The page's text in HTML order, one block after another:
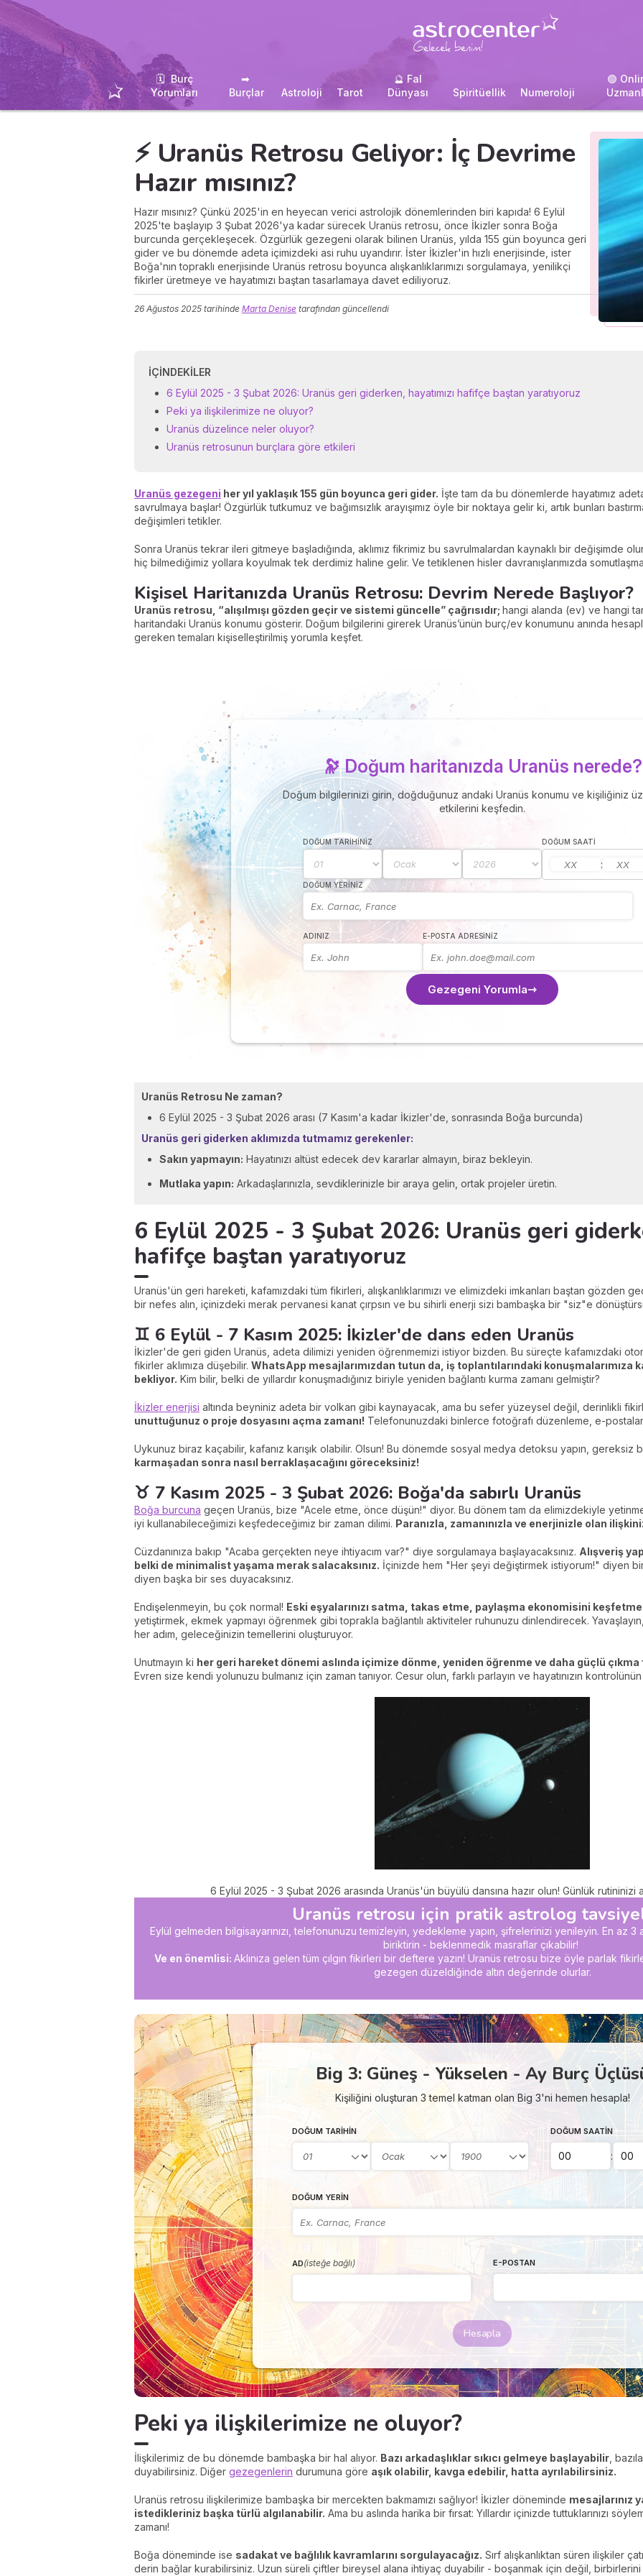
🗓 ️ Burç
Yorumları
➡ ️
Burçlar
Astroloji Tarot
🔮 Fal
Dünyası
Spiritüellik Numeroloji
🟢
⚡ Uranüs Retrosu Geliyor: İç Devrime
Hazır mısınız?
Hazır mısınız? Çünkü 2025'in en heyecan verici astrolojik dönemlerinden biri kapıda! 6 Eylül
2025'te başlayıp 3 Şubat 2026'ya kadar sürecek Uranüs retrosu, önce İkizler sonra Boğa
burcunda gerçekleşecek. Özgürlük gezegeni olarak bilinen Uranüs, yılda 155 gün boyunca geri
gider ve bu dönemde adeta içimizdeki asi ruhu uyandırır. İster İkizler'in hızlı enerjisinde, ister
Boğa'nın topraklı enerjisinde Uranüs retrosu boyunca alışkanlıklarımızı sorgulamaya, yenilikçi
fikirler üretmeye ve hayatımızı baştan tasarlamaya davet ediliyoruz.
26 Ağustos 2025 tarihinde Marta Denise tarafından güncellendi
İÇINDEKILER
6 Eylül 2025 - 3 Şubat 2026: Uranüs geri giderken, hayatımızı hafifçe baştan yaratıyoruz
Peki ya ilişkilerimize ne oluyor?
Uranüs düzelince neler oluyor?
Uranüs retrosunun burçlara göre etkileri
Uranüs gezegeni her yıl yaklaşık 155 gün boyunca geri gider. İşte tam da bu dönemlerde hayatımız
savrulmaya başlar! Özgürlük tutkumuz ve bağımsızlık arayışımız öyle bir noktaya gelir ki, artık bunları
değişimleri tetikler.
Sonra Uranüs tekrar ileri gitmeye başladığında, aklımız fikrimiz bu savrulmalardan kaynaklı bir değişimde
hiç bilmediğimiz yollara koyulmak tek derdimiz haline gelir. Ve tetiklenen hisler davranışlarımızda somutlaşma
Kişisel Haritanızda Uranüs Retrosu: Devrim Nerede Başlıyor?
Uranüs retrosu, “alışılmışı gözden geçir ve sistemi güncelle” çağrısıdır; hangi alanda (ev) ve hangi
haritandaki Uranüs konumu gösterir. Doğum bilgilerini girerek Uranüs’ünün burç/ev konumunu anında
gereken temaları kişiselleştirilmiş yorumla keşfet.
🔭 Doğum haritanızda Uranüs nerede?
Doğum bilgilerinizi girin, doğduğunuz andaki Uranüs konumu ve kişiliğiniz
etkilerini keşfedin.
DOĞUM TARIHINIZ DOĞUM SAATI
:
DOĞUM YERINIZ
ADINIZ E-POSTA ADRESINIZ
Gezegeni Yorumla
Uranüs Retrosu Ne zaman?
6 Eylül 2025 - 3 Şubat 2026 arası (7 Kasım'a kadar İkizler'de, sonrasında Boğa burcunda)
Uranüs geri giderken aklımızda tutmamız gerekenler:
Sakın yapmayın: Hayatınızı altüst edecek dev kararlar almayın, biraz bekleyin.
Mutlaka yapın: Arkadaşlarınızla, sevdiklerinizle bir araya gelin, ortak projeler üretin.
6 Eylül 2025 - 3 Şubat 2026: Uranüs geri
hafifçe baştan yaratıyoruz
Uranüs'ün geri hareketi, kafamızdaki tüm fikirleri, alışkanlıklarımızı ve elimizdeki imkanları baştan gözden
bir nefes alın, içinizdeki merak pervanesi kanat çırpsın ve bu sihirli enerji sizi bambaşka bir "siz"e
♊ 6 Eylül - 7 Kasım 2025: İkizler'de dans eden Uranüs
İkizler'de geri giden Uranüs, adeta dilimizi yeniden öğrenmemizi istiyor bizden. Bu süreçte kafamızdaki
fikirler aklımıza düşebilir. WhatsApp mesajlarımızdan tutun da, iş toplantılarındaki konuşmalarımıza
bekliyor. Kim bilir, belki de yıllardır konuşmadığınız biriyle yeniden bağlantı kurma zamanı gelmiştir?
İkizler enerjisi altında beyniniz adeta bir volkan gibi kaynayacak, ama bu sefer yüzeysel değil, derinlikli
unuttuğunuz o proje dosyasını açma zamanı! Telefonunuzdaki binlerce fotoğrafı düzenleme, e-
Uykunuz biraz kaçabilir, kafanız karışık olabilir. Olsun! Bu dönemde sosyal medya detoksu yapın, gereksiz
karmaşadan sonra nasıl berraklaşacağını göreceksiniz!
♉ 7 Kasım 2025 - 3 Şubat 2026: Boğa'da sabırlı Uranüs
Boğa burcuna geçen Uranüs, bize "Acele etme, önce düşün!" diyor. Bu dönem tam da elimizdekiyle
iyi kullanabileceğimizi keşfedeceğimiz bir zaman dilimi. Paranızla, zamanınızla ve enerjinizle olan
Cüzdanınıza bakıp "Acaba gerçekten neye ihtiyacım var?" diye sorgulamaya başlayacaksınız. Alışveriş
belki de minimalist yaşama merak salacaksınız. İçinizde hem "Her şeyi değiştirmek istiyorum!" diyen
diyen başka bir ses duyacaksınız.
Endişelenmeyin, bu çok normal! Eski eşyalarınızı satma, takas etme, paylaşma ekonomisini keşfetme
yetiştirmek, ekmek yapmayı öğrenmek gibi toprakla bağlantılı aktiviteler ruhunuzu dinlendirecek. Yavaşlayın,
her adım, geleceğinizin temellerini oluşturuyor.
Unutmayın ki her geri hareket dönemi aslında içimize dönme, yeniden öğrenme ve daha güçlü çıkma
Evren size kendi yolunuzu bulmanız için zaman tanıyor. Cesur olun, farklı parlayın ve hayatınızın
6 Eylül 2025 - 3 Şubat 2026 arasında Uranüs'ün büyülü dansına hazır olun! Günlük rutininizi
Uranüs retrosu için pratik astrolog
Eylül gelmeden bilgisayarınızı, telefonunuzu temizleyin, yedekleme yapın, şifrelerinizi yenileyin. En az 3
biriktirin - beklenmedik masraflar çıkabilir!
Ve en önemlisi: Aklınıza gelen tüm çılgın fikirleri bir deftere yazın! Uranüs retrosu bize öyle parlak
gezegen düzeldiğinde altın değerinde olurlar.
Big 3: Güneş - Yükselen - Ay Burç
Kişiliğini oluşturan 3 temel katman olan Big 3'ni hemen hesapla!
DOĞUM TARIHIN DOĞUM SAATIN
:
DOĞUM YERIN
AD(isteğe bağlı) E-POSTAN
Hesapla
Peki ya ilişkilerimize ne oluyor?
İlişkilerimiz de bu dönemde bambaşka bir hal alıyor. Bazı arkadaşlıklar sıkıcı gelmeye başlayabilir ,
duyabilirsiniz. Diğer gezegenlerin durumuna göre aşık olabilir, kavga edebilir, hatta ayrılabilirsiniz.
Uranüs retrosu ilişkilerimize bambaşka bir mercekten bakmamızı sağlıyor! İkizler döneminde mesajlarınız
istedikleriniz başka türlü algılanabilir. Ama bu aslında harika bir fırsat: Yıllardır içinizde tuttuklarınızı
zamanı!
Boğa döneminde ise sadakat ve bağlılık kavramlarını sorgulayacağız. Sırf alışkanlıktan süren ilişkiler
derin bağlar kurabilirsiniz. Uzun süreli çiftler bireysel alana ihtiyaç duyabilir - boşanmak için değil,